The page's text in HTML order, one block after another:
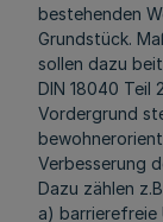
bestehenden
Grundstück.
sollen dazu
DIN 18040 Teil
Vordergrund
Verbesserung
Dazu zählen
a) barrierefreie